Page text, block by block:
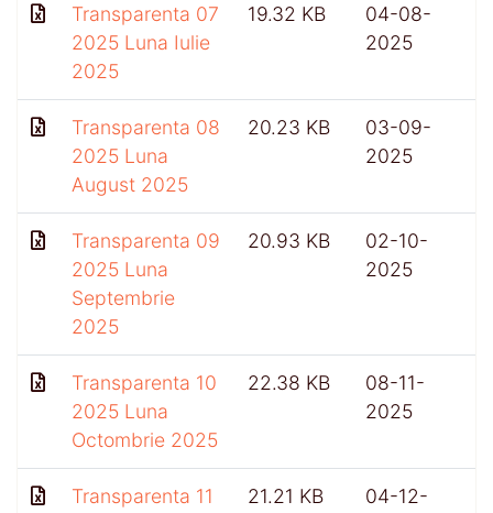
Transparenta 07
2025 Luna Iulie
2025
19.32 KB
04-08-
2025
Transparenta 08
2025 Luna
August 2025
20.23 KB
03-09-
2025
Transparenta 09
2025 Luna
Septembrie
2025
20.93 KB
02-10-
2025
Transparenta 10
2025 Luna
Octombrie 2025
22.38 KB
08-11-
2025
Transparenta 11
21.21 KB
04-12-